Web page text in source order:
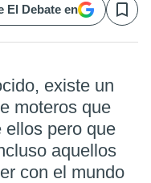
El Debate en Save
existe un
moteros que
ellos pero que
aquellos
con el mundo